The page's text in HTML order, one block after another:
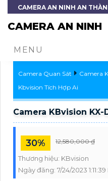
CAMERA AN NINH AN
CAMERA AN NINH
MENU
Camera Quan Sát Camera
Kbvision Tích Hợp Ai
Camera KBvision KX-
30% 12,580,000 ₫
Thương hiệu: KBvision
Ngày đăng: 7/24/2023